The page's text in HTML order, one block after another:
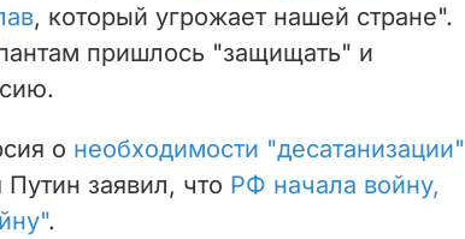
, который угрожает нашей стране".
пришлось "защищать" и
о необходимости "десатанизации"
заявил, что РФ начала войну,
.